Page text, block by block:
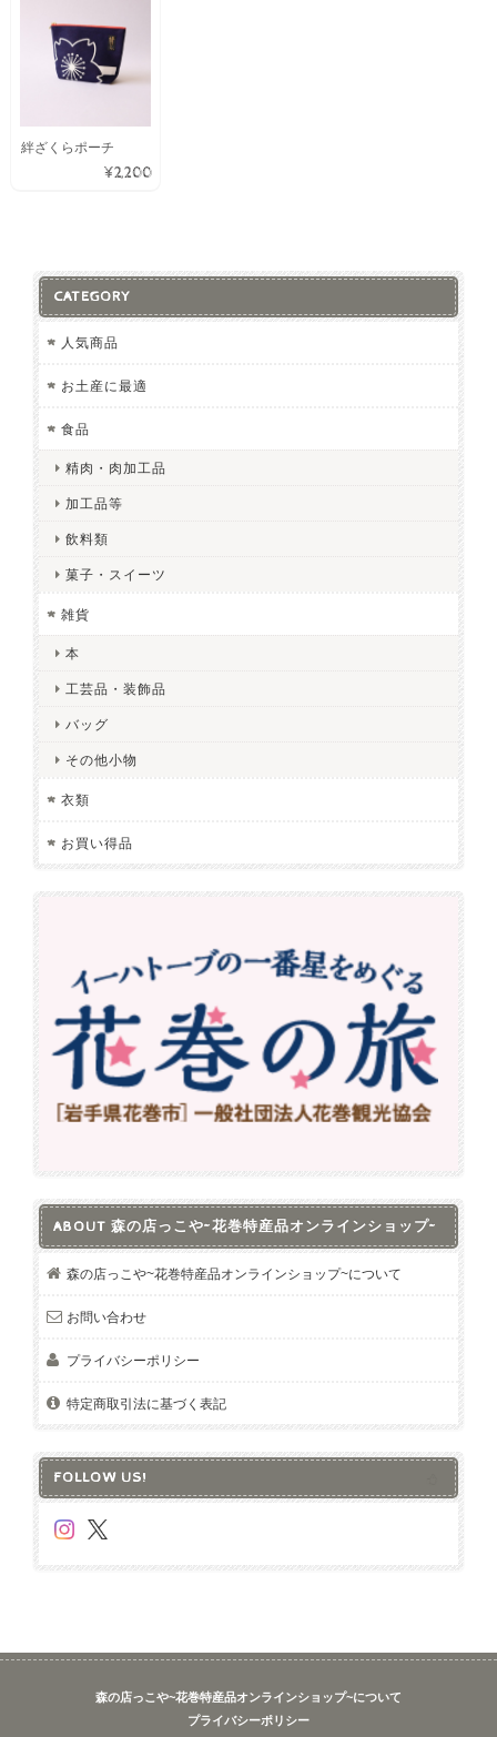
絆ざくらポーチ
¥2,200
CATEGORY
人気商品
お土産に最適
食品
精肉・肉加工品
加工品等
飲料類
菓子・スイーツ
雑貨
本
工芸品・装飾品
バッグ
その他小物
衣類
お買い得品
ABOUT 森の店っこや~花巻特産品オンラインショップ~
森の店っこや~花巻特産品オンラインショップ~について
お問い合わせ
プライバシーポリシー
特定商取引法に基づく表記
FOLLOW US!
森の店っこや~花巻特産品オンラインショップ~について
プライバシーポリシー